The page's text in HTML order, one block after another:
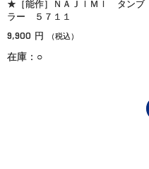
★［能作］ＮＡＪＩＭＩ タンブ
ラー ５７１１
9,900 円 （税込）
在庫：○